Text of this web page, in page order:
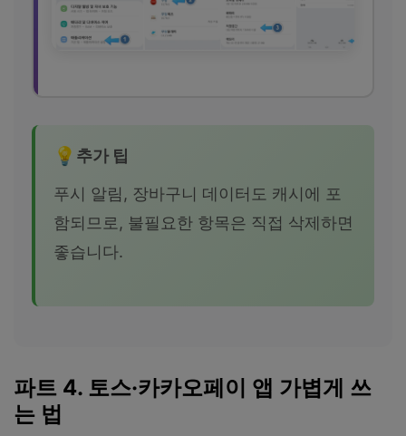
추가 팁
푸시 알림, 장바구니 데이터도 캐시에 포
함되므로, 불필요한 항목은 직접 삭제하면
좋습니다.
파트 4. 토스·카카오페이 앱 가볍게 쓰
는 법